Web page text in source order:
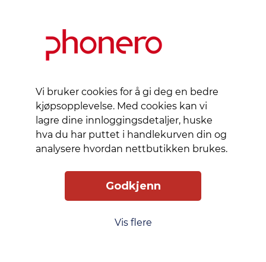
Vi bruker cookies for å gi deg en bedre
kjøpsopplevelse. Med cookies kan vi
lagre dine innloggingsdetaljer, huske
hva du har puttet i handlekurven din og
analysere hvordan nettbutikken brukes.
Godkjenn
Vis flere
støtter
trådløs
hevede
kanter
for
sikkerhet.
Med et
mikrofiberfôr
bestående
av 51 %
polyester